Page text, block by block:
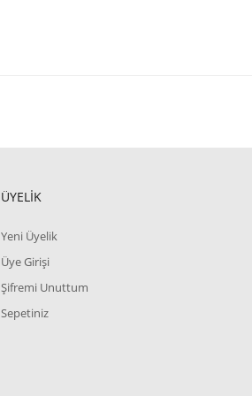
ÜYELİK
Yeni Üyelik
Üye Girişi
Şifremi Unuttum
Sepetiniz